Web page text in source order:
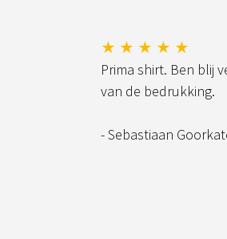
★ ★ ★ ★ ★
Prima shirt. Ben blij
van de bedrukking.
- Sebastiaan